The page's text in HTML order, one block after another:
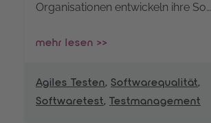
Organisationen entwickeln ihre So…
mehr lesen >>
Agiles Testen, Softwarequalität,
Softwaretest, Testmanagement